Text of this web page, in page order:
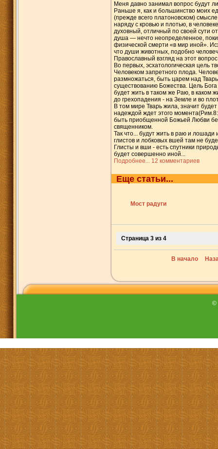
Меня давно занимал вопрос будут
Раньше я, как и большинство моих
(прежде всего платоновском)
наряду с кровью и плотью, в
духовный, отличный по своей сути
душа — нечто неопределенное,
физической смерти «в мир иной».
что души животных, подобно
Православный взгляд на этот
Во первых, эсхатологическая цель
Человеком запретного плода.
размножаться, быть царем над
существованию Божества. Цель
будет жить в таком же Раю, в каком
до грехопадения - на Земле и во
В том мире Тварь жила, значит
надеждой ждет этого
быть приобщенной Божьей Любви
священником.
Так что... будут жить в раю и
глистов и лобковых вшей там не
Глисты и вши - есть спутники
будет совершенно иной...
Подробнее... 12 комментариев
Еще статьи...
Мост радуги
Страница 3 из 4
В начало
©